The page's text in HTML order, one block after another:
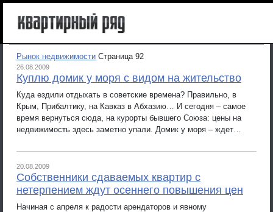
Рынок недвижимости Страница 92
26.08.2009
Куплю домик у моря с видом на жительство
Куда ездили отдыхать в советские времена? Правильно, в
Крым, Прибалтику, на Кавказ в Абхазию… И сегодня – самое
время вернуться сюда, на курорты бывшего Союза: цены на
недвижимость здесь заметно упали. Домик у моря – ждет…
20.08.2009
Собственники сдаваемых квартир с
нетерпением ждут осеннего повышения цен
Начиная с апреля к радости арендаторов и явному